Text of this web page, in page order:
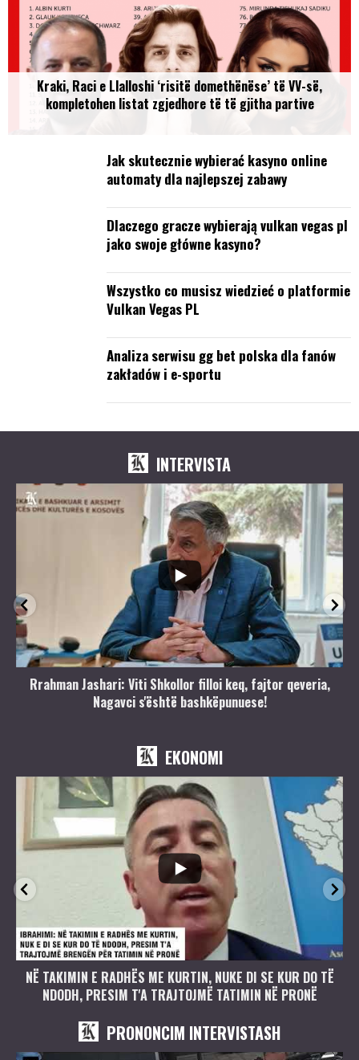
Kraki, Raci e Llalloshi ‘risitë domethënëse’ të VV-së,
kompletohen listat zgjedhore të të gjitha partive
Jak skutecznie wybierać kasyno online
automaty dla najlepszej zabawy
Dlaczego gracze wybierają vulkan vegas pl
jako swoje główne kasyno?
Wszystko co musisz wiedzieć o platformie
Vulkan Vegas PL
Analiza serwisu gg bet polska dla fanów
zakładów i e-sportu
INTERVISTA
Rrahman Jashari: Viti Shkollor filloi keq, fajtor qeveria,
Nagavci s'është bashkëpunuese!
EKONOMI
NË TAKIMIN E RADHËS ME KURTIN, NUKE DI SE KUR DO TË
NDODH, PRESIM T'A TRAJTOJMË TATIMIN NË PRONË
PRONONCIM INTERVISTASH